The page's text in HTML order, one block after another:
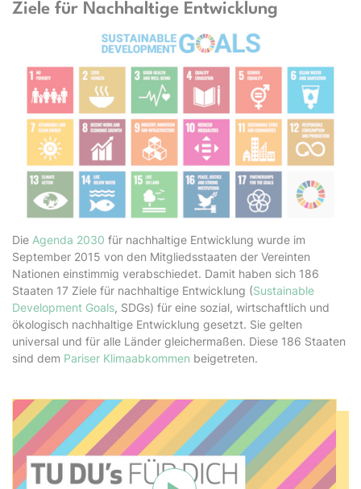
Ziele für Nachhaltige Entwicklung
Die Agenda 2030 für nachhaltige Entwicklung wurde im
September 2015 von den Mitgliedsstaaten der Vereinten
Nationen einstimmig verabschiedet. Damit haben sich 186
Staaten 17 Ziele für nachhaltige Entwicklung (Sustainable
Development Goals, SDGs) für eine sozial, wirtschaftlich und
ökologisch nachhaltige Entwicklung gesetzt. Sie gelten
universal und für alle Länder gleichermaßen. Diese 186 Staaten
sind dem Pariser Klimaabkommen beigetreten.